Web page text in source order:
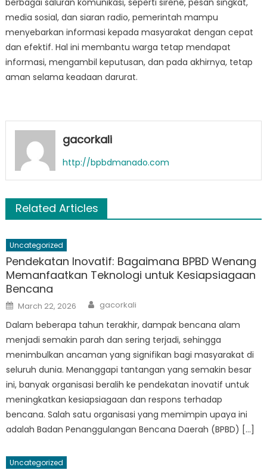
berbagai saluran komunikasi, seperti sirene, pesan singkat,
media sosial, dan siaran radio, pemerintah mampu
menyebarkan informasi kepada masyarakat dengan cepat
dan efektif. Hal ini membantu warga tetap mendapat
informasi, mengambil keputusan, dan pada akhirnya, tetap
aman selama keadaan darurat.
gacorkali
http://bpbdmanado.com
Related Articles
Uncategorized
Pendekatan Inovatif: Bagaimana BPBD Wenang
Memanfaatkan Teknologi untuk Kesiapsiagaan
Bencana
Posted
on
March 22, 2026 Author
gacorkali
Dalam beberapa tahun terakhir, dampak bencana alam
menjadi semakin parah dan sering terjadi, sehingga
menimbulkan ancaman yang signifikan bagi masyarakat di
seluruh dunia. Menanggapi tantangan yang semakin besar
ini, banyak organisasi beralih ke pendekatan inovatif untuk
meningkatkan kesiapsiagaan dan respons terhadap
bencana. Salah satu organisasi yang memimpin upaya ini
adalah Badan Penanggulangan Bencana Daerah (BPBD) […]
Uncategorized